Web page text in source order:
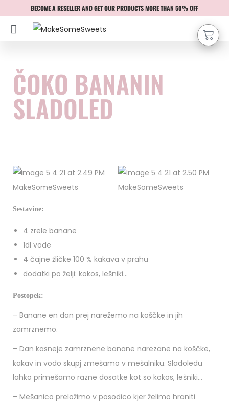
BECOME A RESELLER AND GET OUR PRODUCTS MORE THAN 50% OFF
ČOKO BANANIN
SLADOLED
Sestavine:
4 zrele banane
1dl vode
4 čajne žličke 100 % kakava v prahu
dodatki po želji: kokos, lešniki…
Postopek:
– Banane en dan prej narežemo na koščke in jih
zamrznemo.
– Dan kasneje zamrznene banane narezane na koščke,
kakav in vodo skupj zmešamo v mešalniku. Sladoledu
lahko primešamo razne dosatke kot so kokos, lešniki…
– Mešanico preložimo v posodico kjer želimo hraniti